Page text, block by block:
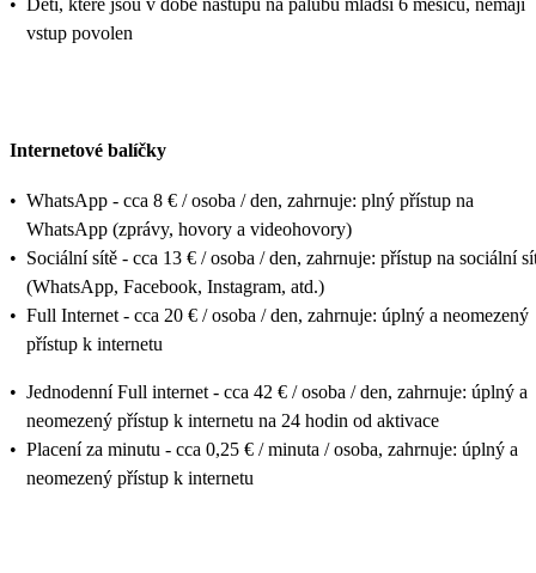
vstup povolen
Internetové balíčky
• WhatsApp - cca 8 € / osoba / den, zahrnuje: plný přístup na
WhatsApp (zprávy, hovory a videohovory)
• Sociální sítě - cca 13 € / osoba / den, zahrnuje: přístup na sociální
(WhatsApp, Facebook, Instagram, atd.)
• Full Internet - cca 20 € / osoba / den, zahrnuje: úplný a neomezený
přístup k internetu
• Jednodenní Full internet - cca 42 € / osoba / den, zahrnuje: úplný a
neomezený přístup k internetu na 24 hodin od aktivace
• Placení za minutu - cca 0,25 € / minuta / osoba, zahrnuje: úplný a
neomezený přístup k internetu